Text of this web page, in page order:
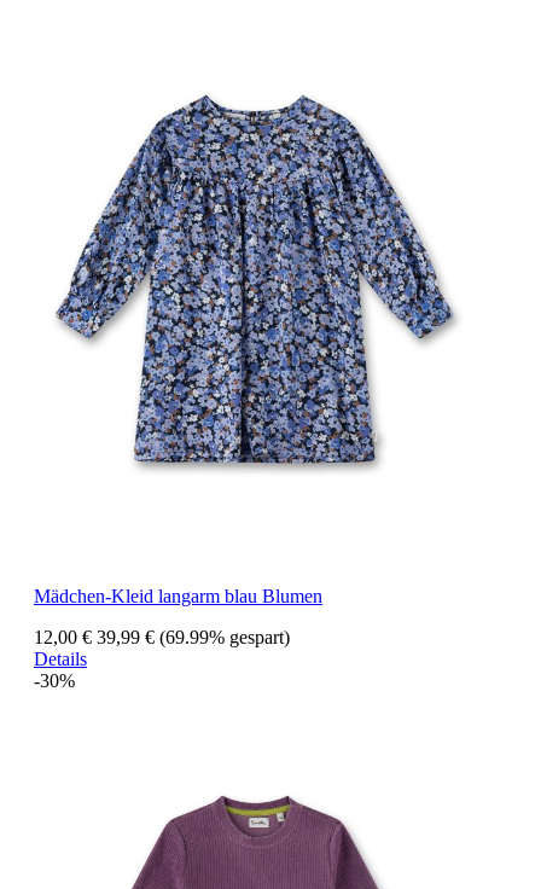
Mädchen-Kleid langarm blau Blumen
12,00 € 39,99 € (69.99% gespart)
Details
-30%